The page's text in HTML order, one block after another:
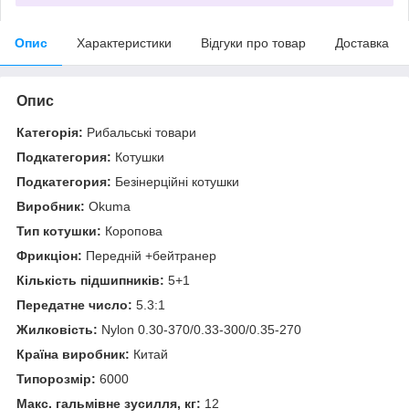
Опис Характеристики Відгуки про товар Доставка
Опис
Категорія: Рибальські товари
Подкатегория: Котушки
Подкатегория: Безінерційні котушки
Виробник: Okuma
Тип котушки: Коропова
Фрикціон: Передній +бейтранер
Кількість підшипників: 5+1
Передатне число: 5.3:1
Жилковість: Nylon 0.30-370/0.33-300/0.35-270
Країна виробник: Китай
Типорозмір: 6000
Макс. гальмівне зусилля, кг: 12